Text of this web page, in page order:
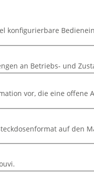
konfigurierbare
an Betriebs- und
vor, die eine
auf den